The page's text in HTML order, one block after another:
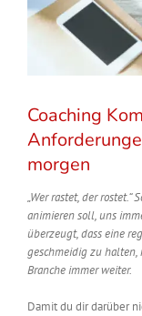
Coaching
morgen
„Wer rastet, der
animieren soll, uns
überzeugt, dass eine
geschmeidig zu halten,
Branche immer weiter.
Damit du dir darüber